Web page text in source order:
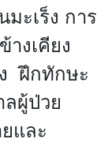
ะเร็ง การ
างเคียง
ฝึกทักษะ
ลผู้ป่วย
และ